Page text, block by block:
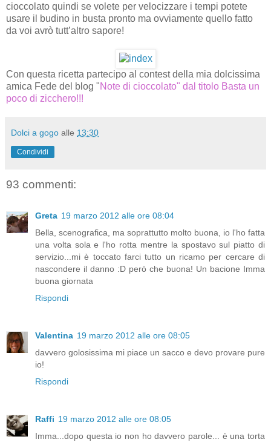
cioccolato quindi se volete per velocizzare i tempi potete
usare il budino in busta pronto ma ovviamente quello fatto
da voi avrò tutt’altro sapore!
Con questa ricetta partecipo al contest della mia dolcissima
amica Fede del blog "Note di cioccolato" dal titolo Basta un
poco di zicchero!!!
Dolci a gogo alle 13:30
Condividi
93 commenti:
Greta 19 marzo 2012 alle ore 08:04
Bella, scenografica, ma soprattutto molto buona, io l'ho fatta
una volta sola e l'ho rotta mentre la spostavo sul piatto di
servizio...mi è toccato farci tutto un ricamo per cercare di
nascondere il danno :D però che buona! Un bacione Imma
buona giornata
Rispondi
Valentina 19 marzo 2012 alle ore 08:05
davvero golosissima mi piace un sacco e devo provare pure
io!
Rispondi
Raffi 19 marzo 2012 alle ore 08:05
Imma...dopo questa io non ho davvero parole... è una torta